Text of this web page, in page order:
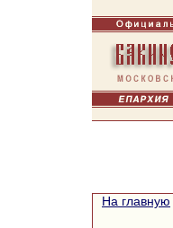
На главную